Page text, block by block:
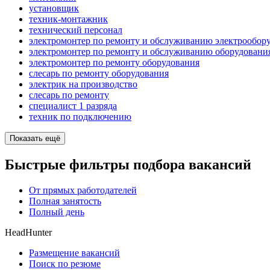
установщик
техник-монтажник
технический персонал
электромонтер по ремонту и обслуживанию
электромонтер по ремонту и обслуживанию
электромонтер по ремонту оборудования
слесарь по ремонту оборудования
электрик на производство
слесарь по ремонту
специалист 1 разряда
техник по подключению
Показать ещё
Быстрые фильтры подбора вакансий
От прямых работодателей
Полная занятость
Полный день
HeadHunter
Размещение вакансий
Поиск по резюме